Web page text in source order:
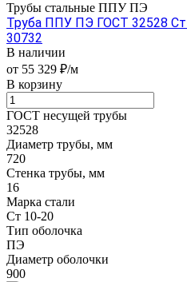
Трубы стальные ППУ ПЭ
Труба ППУ ПЭ ГОСТ 32528
30732
В наличии
от 55 329 ₽/м
В корзину
ГОСТ несущей трубы
32528
Диаметр трубы, мм
720
Стенка трубы, мм
16
Марка стали
Ст 10-20
Тип оболочка
ПЭ
Диаметр оболочки
900